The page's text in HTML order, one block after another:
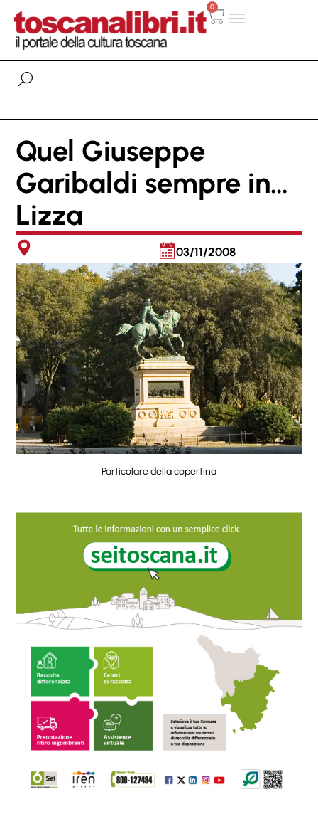
0
Quel Giuseppe
Garibaldi sempre in…
Lizza
03/11/2008
Particolare della copertina